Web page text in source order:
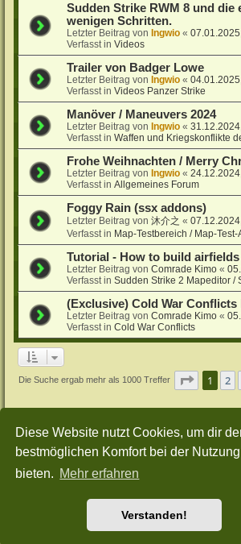
Diese Website nutzt Cookies, um dir
bestmöglichen Komfort bei der
bieten. Mehr erfahren
Verstanden!
Sudden Strike RWM 8 und die
wenigen Schritten.
Letzter Beitrag vonIngwio «
Verfasst inVideos
Trailer von Badger Lowe
Letzter Beitrag vonIngwio «
Verfasst inVideos Panzer Strike
Manöver / Maneuvers 2024
Letzter Beitrag vonIngwio «
Verfasst inWaffen und Kriegskonflikte
Frohe Weihnachten / Merry
Letzter Beitrag vonIngwio «
Verfasst inAllgemeines Forum
Foggy Rain (ssx addons)
Letzter Beitrag von沐介之 «
Verfasst in Map-Testbereich / Map-
Tutorial - How to build airfields
Letzter Beitrag vonComrade Kimo «
Verfasst inSudden Strike 2 Mapeditor /
(Exclusive) Cold War Conflicts
Letzter Beitrag vonComrade Kimo «
Verfasst inCold War Conflicts
Die Suche ergab mehr als 1000 Treffer Seite 1
1 2
Sudden-Strike-Maps.de Hauptseite Foren-
Powered byphpBB® Forum Software © phpBB Limited
Style: Green-Style-Split by Joyce&LunaphpBB-Style-
Nutzungsbedingungen